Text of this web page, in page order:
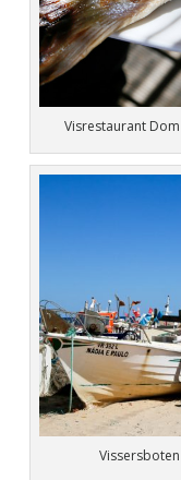
Visrestaurant